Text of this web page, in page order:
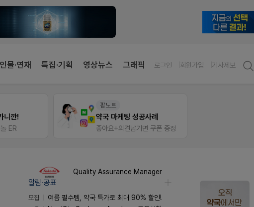
인물·연재 특집·기획 영상뉴스 그래픽 로그인 회원가입 기사제보
사례
쿠폰 증정
약사 전용 멤버십몰
편한가 멤버십몰
가입 시 50% 할인 쿠폰+적립금까지!
Quality Assurance Manager
알림·공표
모집
여름 필수템, 약국 특가로 최대 90% 할인!